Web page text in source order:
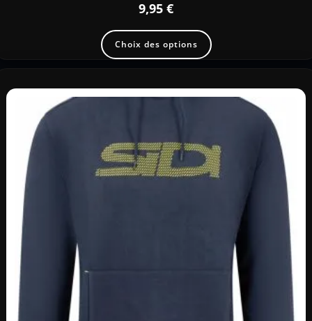
9,95 €
Choix des options